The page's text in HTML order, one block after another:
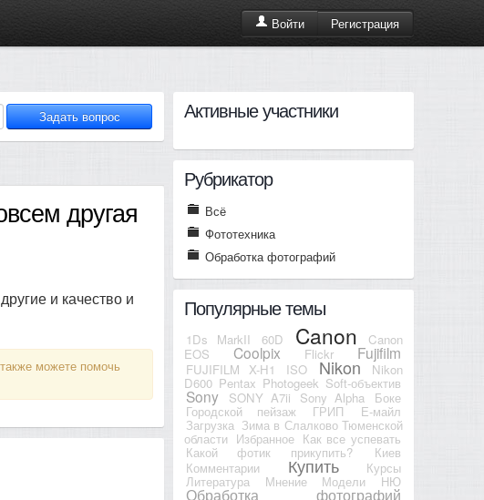
Войти Регистрация
другая
и качество и
можете помочь
Активные участники
Рубрикатор
Всё
Фототехника
Обработка фотографий
Популярные темы
1Ds MarkII 60D Canon
Canon
EOS
Coolpix Flickr Fujifilm
FUJIFILM X-H1 ISO Nikon Nikon
D600 Pentax Photogeek Soft-объектив
Sony SONY A7ii Sony Alpha Боке
Городской пейзаж ГРИП Е-майл
Загрузка Зима в Слалково Тюменской
области Избранное Как все успевать
Какой фотик прикупить?
Киев
Комментарии
Купить Курсы
Литература Мнение Модели НЮ
Обработка фотографий